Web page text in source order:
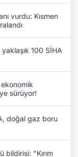
vurdu: Kısmen
100 SİHA
sürüyor!
doğal gaz boru
bildirisi: "Kırım